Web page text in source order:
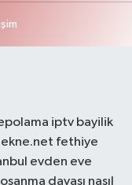
iptv bayilik
fethiye
evden eve
davası nasıl